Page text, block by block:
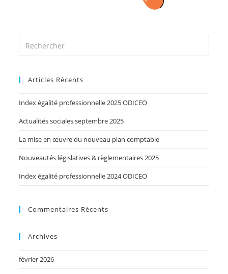
Articles Récents
Index égalité professionnelle 2025 ODICEO
Actualités sociales septembre 2025
La mise en œuvre du nouveau plan comptable
Nouveautés législatives & règlementaires 2025
Index égalité professionnelle 2024 ODICEO
Commentaires Récents
Archives
février 2026